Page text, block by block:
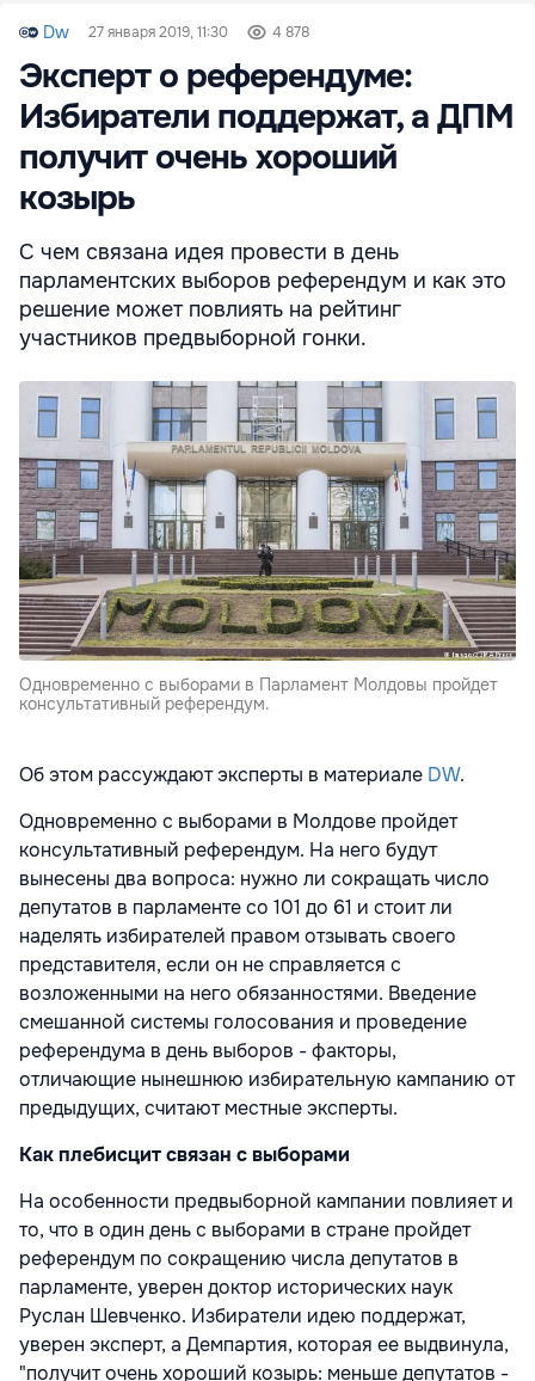
Dw 27 января 2019, 11:30 4 878
Эксперт о референдуме:
Избиратели поддержат, а ДПМ
получит очень хороший
козырь
С чем связана идея провести в день
парламентских выборов референдум и как это
решение может повлиять на рейтинг
участников предвыборной гонки.
Одновременно с выборами в Парламент Молдовы пройдет
консультативный референдум.
Об этом рассуждают эксперты в материале DW.
Одновременно с выборами в Молдове пройдет
консультативный референдум. На него будут
вынесены два вопроса: нужно ли сокращать число
депутатов в парламенте со 101 до 61 и стоит ли
наделять избирателей правом отзывать своего
представителя, если он не справляется с
возложенными на него обязанностями. Введение
смешанной системы голосования и проведение
референдума в день выборов - факторы,
отличающие нынешнюю избирательную кампанию от
предыдущих, считают местные эксперты.
Как плебисцит связан с выборами
На особенности предвыборной кампании повлияет и
то, что в один день с выборами в стране пройдет
референдум по сокращению числа депутатов в
парламенте, уверен доктор исторических наук
Руслан Шевченко. Избиратели идею поддержат,
уверен эксперт, а Демпартия, которая ее выдвинула,
"получит очень хороший козырь: меньше депутатов -